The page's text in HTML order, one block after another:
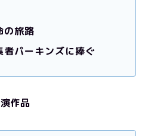
の旅路
パーキンズに捧ぐ
作品